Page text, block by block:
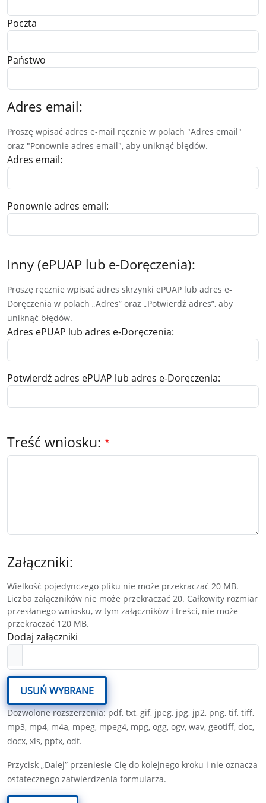
Poczta
Państwo
Adres email:
Proszę wpisać adres e-mail ręcznie w polach "Adres email"
oraz "Ponownie adres email", aby uniknąć błędów.
Adres email:
Ponownie adres email:
Inny (ePUAP lub e-Doręczenia):
Proszę ręcznie wpisać adres skrzynki ePUAP lub adres e-
Doręczenia w polach „Adres” oraz „Potwierdź adres”, aby
uniknąć błędów.
Adres ePUAP lub adres e-Doręczenia:
Potwierdź adres ePUAP lub adres e-Doręczenia:
Treść wniosku:
Załączniki:
Wielkość pojedynczego pliku nie może przekraczać 20 MB.
Liczba załączników nie może przekraczać 20. Całkowity rozmiar
przesłanego wniosku, w tym załączników i treści, nie może
przekraczać 120 MB.
Dodaj załączniki
USUŃ WYBRANE
Dozwolone rozszerzenia: pdf, txt, gif, jpeg, jpg, jp2, png, tif, tiff,
mp3, mp4, m4a, mpeg, mpeg4, mpg, ogg, ogv, wav, geotiff, doc,
docx, xls, pptx, odt.
Przycisk „Dalej” przeniesie Cię do kolejnego kroku i nie oznacza
ostatecznego zatwierdzenia formularza.